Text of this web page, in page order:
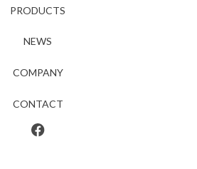
PRODUCTS
NEWS
COMPANY
CONTACT